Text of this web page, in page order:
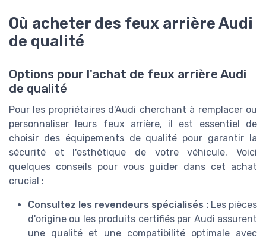
Où acheter des feux arrière Audi
de qualité
Options pour l'achat de feux arrière Audi
de qualité
Pour les propriétaires d'Audi cherchant à remplacer ou
personnaliser leurs feux arrière, il est essentiel de
choisir des équipements de qualité pour garantir la
sécurité et l'esthétique de votre véhicule. Voici
quelques conseils pour vous guider dans cet achat
crucial :
Consultez les revendeurs spécialisés : Les pièces
d'origine ou les produits certifiés par Audi assurent
une qualité et une compatibilité optimale avec